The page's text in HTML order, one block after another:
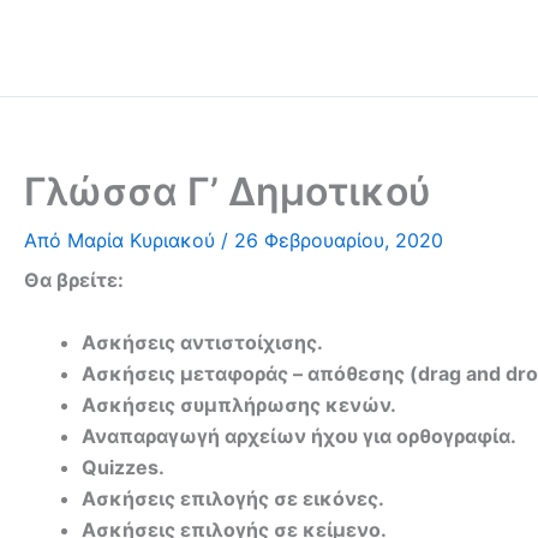
Γλώσσα Γ’ Δημοτικού
Από Μαρία Κυριακού / 26 Φεβρουαρίου, 2020
Θα βρείτε:
Ασκήσεις αντιστοίχισης.
Ασκήσεις μεταφοράς – απόθεσης (drag and
Ασκήσεις συμπλήρωσης κενών.
Αναπαραγωγή αρχείων ήχου για ορθογραφία.
Quizzes.
Ασκήσεις επιλογής σε εικόνες.
Ασκήσεις επιλογής σε κείμενο.